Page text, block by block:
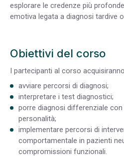
esplorare le credenze più
emotiva legata a diagnosi tardive
Obiettivi del corso
I partecipanti al corso
avviare percorsi di diagnosi;
interpretare i test diagnostici;
porre diagnosi differenziale
personalità;
implementare percorsi di
comportamentale in pazienti
compromissioni funzionali.